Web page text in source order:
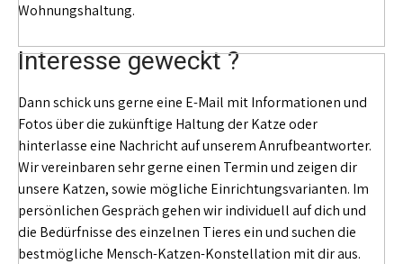
Wohnungshaltung.
Interesse geweckt ?
Dann schick uns gerne eine E-Mail mit Informationen und
Fotos über die zukünftige Haltung der Katze oder
hinterlasse eine Nachricht auf unserem Anrufbeantworter.
Wir vereinbaren sehr gerne einen Termin und zeigen dir
unsere Katzen, sowie mögliche Einrichtungsvarianten. Im
persönlichen Gespräch gehen wir individuell auf dich und
die Bedürfnisse des einzelnen Tieres ein und suchen die
bestmögliche Mensch-Katzen-Konstellation mit dir aus.